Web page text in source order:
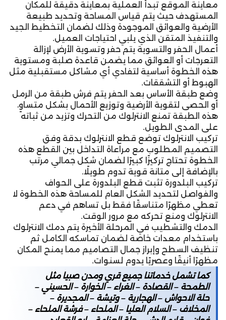
معاينة الموقع تبدأ العملية بمعاينة دقيقة للمكان
المستهدف حيث يتم قياس المساحة وتحديد طبيعة
الأرضية والعوائق الموجودة وذلك لضمان التخطيط الجيد
والتنفيذ المتقن الذي يلبي احتياجات العميل.
أعمال الحفر والتسوية يتم حفر وتسوية الأرض لإزالة
التعرجات أو العوائق مما يضمن قاعدة صلبة ومستوية
هذه الخطوة أساسية لتفادي أي مشاكل مستقبلية مثل
الهبوط أو التشققات.
وضع طبقة الأساس بعد الحفر يتم فرش طبقة من الرمل
أو الحصى لتقوية الأرضية وتوزيع الأحمال بشكل متساوٍ،
هذه الطبقة تمنع الانترلوك من التحرك وتزيد من ثباته
على المدى الطويل.
تركيب الانترلوك توضع قطع الانترلوك بدقة وفق
التصميم المطلوب مع مراعاة التداخل بين القطع هذه
الخطوة تحتاج تركيزًا كبيرًا لضمان شكل جمالي مرتب
بالإضافة إلى متانة قوية تدوم طويلًا.
تركيب البلدورة تثبت قطع البلدورة على الحواف
والفواصل لتحديد الشكل العام للمساحة هذه الخطوة لا
تعطي مظهرًا متناسقًا فقط بل تساهم في دعم
الانترلوك ومنع تحركه مع مرور الوقت.
الدمك والتشطيب في المرحلة الأخيرة يتم دمك الانترلوك
باستخدام معدات خاصة لضمان تماسكه الكامل ثم
تنظيف السطح وإبراز جمال التصاميم مما يمنح المكان
مظهرًا أنيقًا وعصريًا يدوم لسنوات.
كما تشمل خدماتنا جميع قري ومدن صبيا مثل
الطمحة – القصادة – الغراء – الخوارة – الحسيني –
حلة الاحواش – الهجارية – وتيشة – المجديرة –
المخلاف – السلام العليا – الملحاء – فرشة الملحاء –